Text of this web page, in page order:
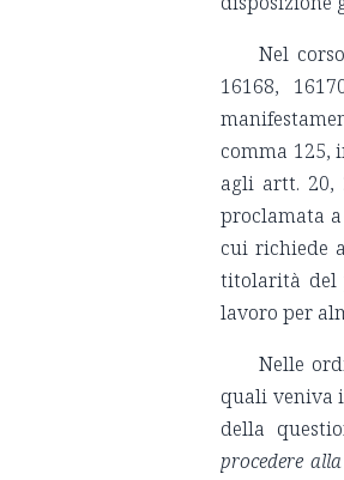
Nel
16168,
comma 125,
agli artt. 20,
proclamata
cui richiede
titolarità del
lavoro per
Nelle
quali veniva
della
procedere